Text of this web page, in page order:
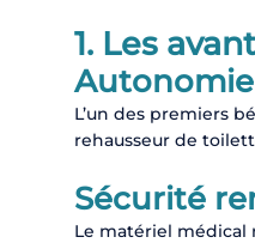
1. Les
L’un des premiers
rehausseur de
Sécurité
Le matériel médical